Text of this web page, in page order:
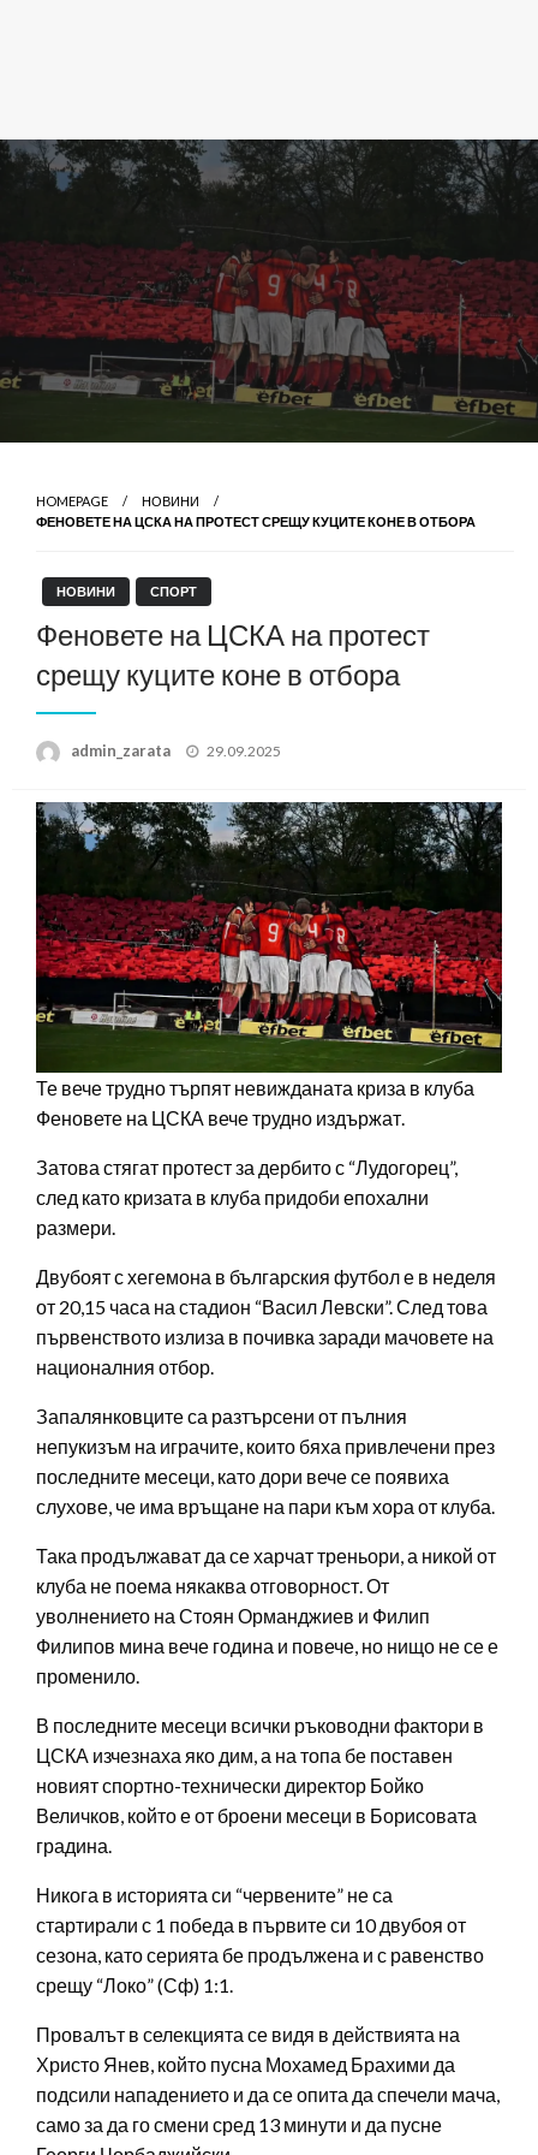
HOMEPAGE
НОВИНИ
ФЕНОВЕТЕ НА ЦСКА НА ПРОТЕСТ СРЕЩУ КУЦИТЕ КОНЕ В ОТБОРА
НОВИНИ СПОРТ
Феновете на ЦСКА на протест
срещу куците коне в отбора
admin_zarata
Posted
29.09.2025
Те вече трудно търпят невижданата криза в клуба
Феновете на ЦСКА вече трудно издържат.
Затова стягат протест за дербито с “Лудогорец”,
след като кризата в клуба придоби епохални
размери.
Двубоят с хегемона в българския футбол е в неделя
от 20,15 часа на стадион “Васил Левски”. След това
първенството излиза в почивка заради мачовете на
националния отбор.
Запалянковците са разтърсени от пълния
непукизъм на играчите, които бяха привлечени през
последните месеци, като дори вече се появиха
слухове, че има връщане на пари към хора от клуба.
Така продължават да се харчат треньори, а никой от
клуба не поема някаква отговорност. От
уволнението на Стоян Орманджиев и Филип
Филипов мина вече година и повече, но нищо не се е
променило.
В последните месеци всички ръководни фактори в
ЦСКА изчезнаха яко дим, а на топа бе поставен
новият спортно-технически директор Бойко
Величков, който е от броени месеци в Борисовата
градина.
Никога в историята си “червените” не са
стартирали с 1 победа в първите си 10 двубоя от
сезона, като серията бе продължена и с равенство
срещу “Локо” (Сф) 1:1.
Провалът в селекцията се видя в действията на
Христо Янев, който пусна Мохамед Брахими да
подсили нападението и да се опита да спечели мача,
само за да го смени сред 13 минути и да пусне